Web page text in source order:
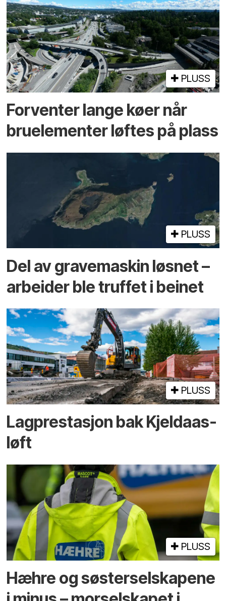
PLUSS
Forventer lange køer når
bru­elementer løftes på plass
PLUSS
Del av grave­maskin løsnet –
arbeider ble truffet i beinet
PLUSS
Lagprestasjon bak Kjeldaas-
løft
PLUSS
Hæhre og søster­selskapene